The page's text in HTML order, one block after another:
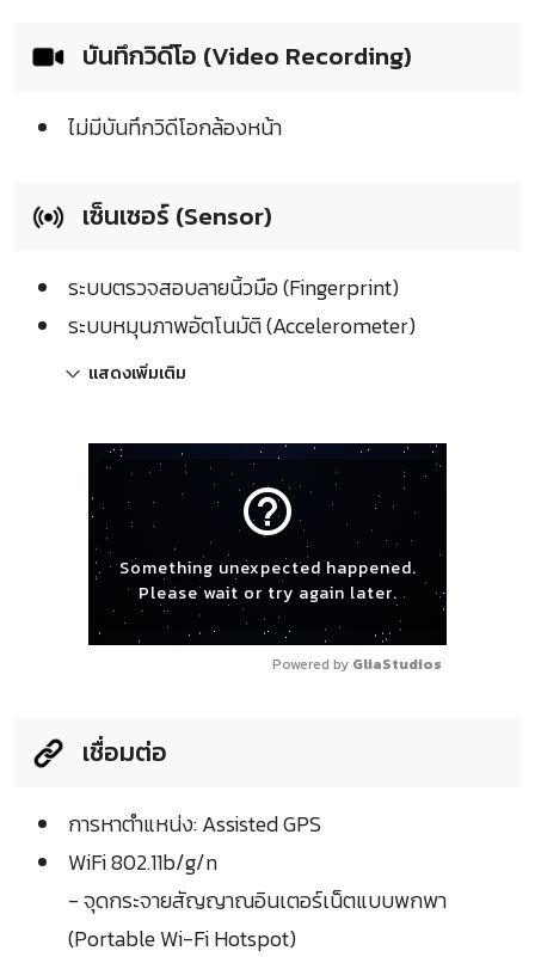
บันทึกวิดีโอ (Video Recording)
ไม่มีบันทึกวิดีโอกล้องหน้า
เซ็นเซอร์ (Sensor)
ระบบตรวจสอบลายนิ้วมือ (Fingerprint)
ระบบหมุนภาพอัตโนมัติ (Accelerometer)
แสดงเพิ่มเติม
help_outline
Something unexpected happened.
Please wait or try again later.
Powered by GliaStudios
เชื่อมต่อ
การหาตำแหน่ง: Assisted GPS
WiFi 802.11b/g/n
- จุดกระจายสัญญาณอินเตอร์เน็ตแบบพกพา
(Portable Wi-Fi Hotspot)